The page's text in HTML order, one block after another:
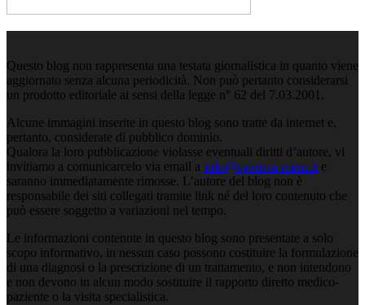
Questo blog non rappresenta una testata giornalistica in quanto viene
aggiornato senza alcuna periodicità. Non può pertanto considerarsi
un prodotto editoriale ai sensi della legge n° 62 del 7.03.2001.
Alcune immagini inserite in questo blog sono tratte da internet e,
pertanto, considerate di pubblico dominio.
Qualora la loro pubblicazione violasse eventuali diritti d’autore, vi
invitiamo a comunicarcelo via email a info@sportiva-mens.it e
saranno immediatamente rimosse. L’autore del blog non è
responsabile dei siti collegati tramite link né del loro contenuto che
può essere soggetto a variazioni nel tempo.
Le informazioni contenute in questo blog sono presentate a solo
scopo informativo, in nessun caso possono costituire la formulazione
di una diagnosi o la prescrizione di un trattamento, e non intendono
e non devono in alcun modo sostituire il rapporto diretto medico-
paziente o la visita specialistica.